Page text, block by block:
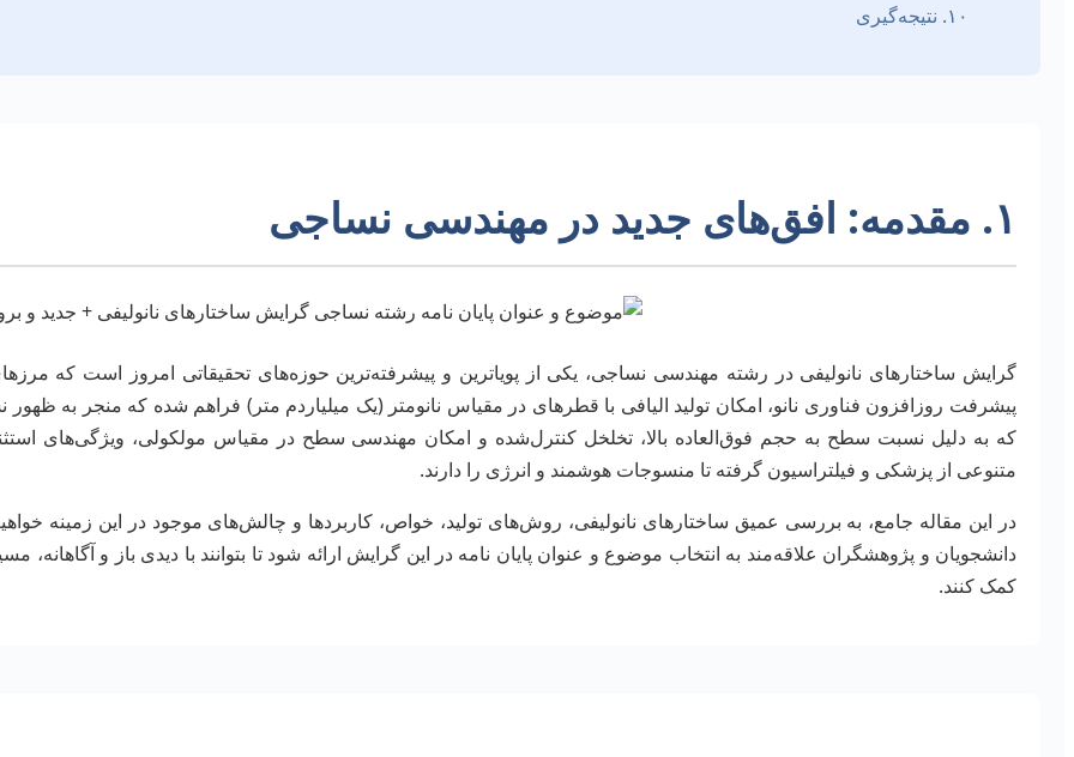
۱۰. نتیجه‌گیری
۱. مقدمه: افق‌های جدید در مهندسی نساجی
گرایش ساختارهای نانولیفی در رشته مهندسی نساجی، یکی از پویاترین و پیشرفته‌ترین حوزه‌های تحقیقاتی امروز است که
پیشرفت روزافزون فناوری نانو، امکان تولید الیافی با قطرهای در مقیاس نانومتر (یک میلیاردم متر) فراهم شده که منجر به
که به دلیل نسبت سطح به حجم فوق‌العاده بالا، تخلخل کنترل‌شده و امکان مهندسی سطح در مقیاس مولکولی، ویژگی‌های
متنوعی از پزشکی و فیلتراسیون گرفته تا منسوجات هوشمند و انرژی را دارند.
در این مقاله جامع، به بررسی عمیق ساختارهای نانولیفی، روش‌های تولید، خواص، کاربردها و چالش‌های موجود در این زمینه
دانشجویان و پژوهشگران علاقه‌مند به انتخاب موضوع و عنوان پایان نامه در این گرایش ارائه شود تا بتوانند با دیدی باز و
کمک کنند.